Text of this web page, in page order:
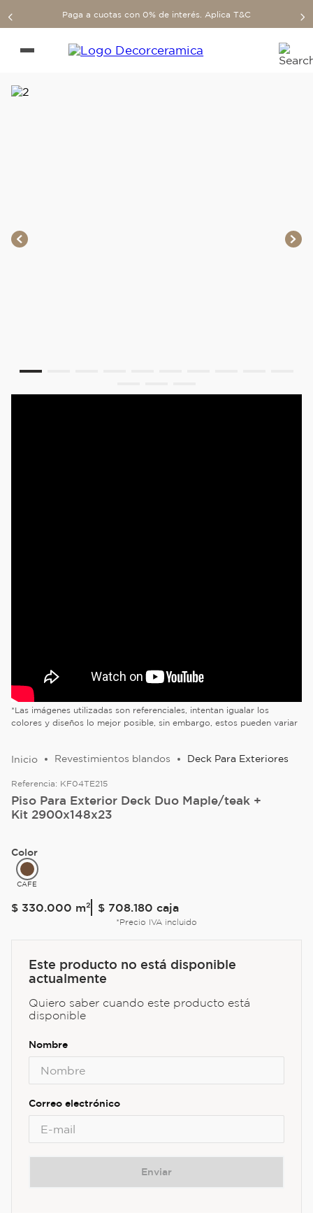
Paga a cuotas con 0% de interés. Aplica T&C
*Las imágenes utilizadas son referenciales, intentan igualar los
colores y diseños lo mejor posible, sin embargo, estos pueden variar
Revestimientos blandos Deck Para Exteriores
Referencia: KF04TE215
Piso Para Exterior Deck Duo Maple/teak +
Kit 2900x148x23
Color
CAFE
$ 330.000 m² $ 708.180 caja
*Precio IVA incluido
Este producto no está disponible
actualmente
Quiero saber cuando este producto está
disponible
Enviar